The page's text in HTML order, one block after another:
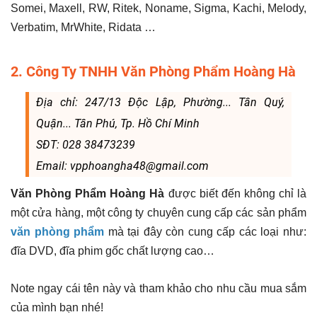
Somei, Maxell, RW, Ritek, Noname, Sigma, Kachi, Melody,
Verbatim, MrWhite, Ridata …
2. Công Ty TNHH Văn Phòng Phẩm Hoàng Hà
Địa chỉ: 247/13 Độc Lập, Phường... Tân Quý,
Quận... Tân Phú, Tp. Hồ Chí Minh
SĐT: 028 38473239
Email: vpphoangha48@gmail.com
Văn Phòng Phẩm Hoàng Hà được biết đến không chỉ là
một cửa hàng, một công ty chuyên cung cấp các sản phẩm
văn phòng phẩm mà tại đây còn cung cấp các loại như:
đĩa DVD, đĩa phim gốc chất lượng cao…
Note ngay cái tên này và tham khảo cho nhu cầu mua sắm
của mình bạn nhé!